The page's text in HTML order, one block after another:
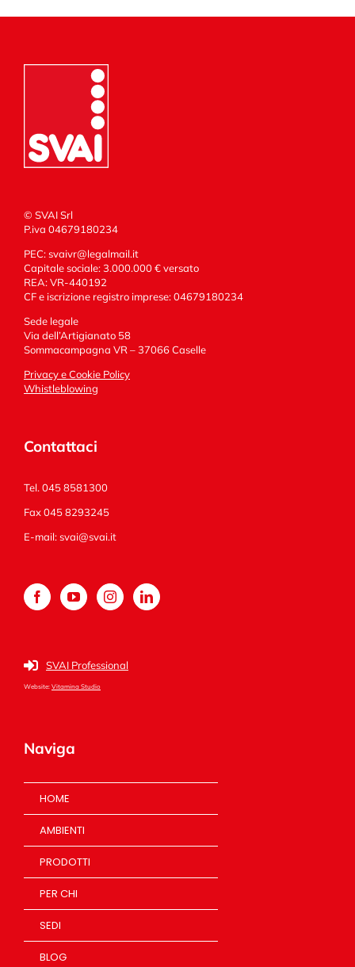
© SVAI Srl
P.iva 04679180234
PEC:svaivr@legalmail.it
Capitale sociale: 3.000.000 € versato
REA: VR-440192
CF e iscrizione registro imprese: 04679180234
Sede legale
Via dell’Artigianato 58
Sommacampagna VR – 37066 Caselle
Privacy e Cookie Policy
Whistleblowing
Contattaci
Tel. 045 8581300
Fax 045 8293245
E-mail:svai@svai.it
SVAI Professional
Website: Vitamina Studio
Naviga
HOME
AMBIENTI
PRODOTTI
PER CHI
SEDI
BLOG